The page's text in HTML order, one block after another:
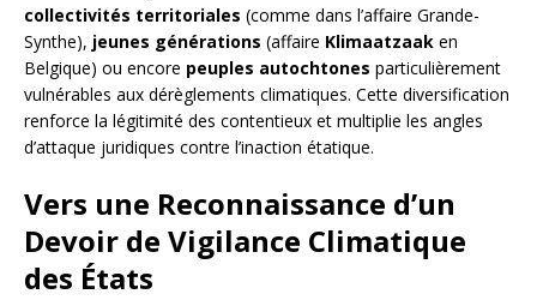
collectivités territoriales (comme dans l’affaire Grande-
Synthe), jeunes générations (affaire Klimaatzaak en
Belgique) ou encore peuples autochtones particulièrement
vulnérables aux dérèglements climatiques. Cette diversification
renforce la légitimité des contentieux et multiplie les angles
d’attaque juridiques contre l’inaction étatique.
Vers une Reconnaissance d’un
Devoir de Vigilance Climatique
des États